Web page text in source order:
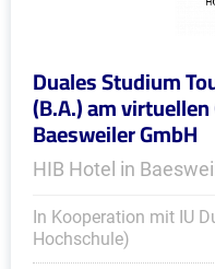
Duales Studium
(B.A.) am
Baesweiler GmbH
HIB Hotel in
In Kooperation mit IU
Hochschule)